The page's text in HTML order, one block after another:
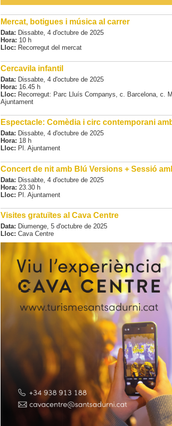
Mercat, botigues i música al carrer
Data: Dissabte, 4 d'octubre de 2025
Hora: 10 h
Lloc: Recorregut del mercat
Cercavila infantil
Data: Dissabte, 4 d'octubre de 2025
Hora: 16.45 h
Lloc: Recorregut: Parc Lluís Companys, c. Barcelona, c.
Ajuntament
Espectacle: Comèdia i circ contemporani
Data: Dissabte, 4 d'octubre de 2025
Hora: 18 h
Lloc: Pl. Ajuntament
Concert de nit amb Blú Versions + Sessió
Data: Dissabte, 4 d'octubre de 2025
Hora: 23.30 h
Lloc: Pl. Ajuntament
Visites gratuïtes al Cava Centre
Data: Diumenge, 5 d'octubre de 2025
Lloc: Cava Centre